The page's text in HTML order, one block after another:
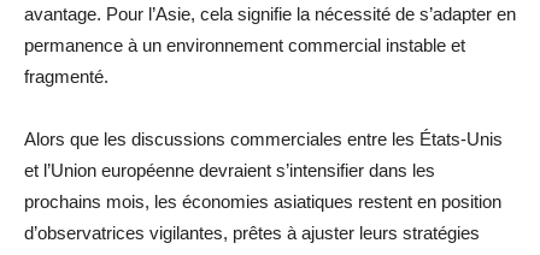
avantage. Pour l’Asie, cela signifie la nécessité de s’adapter en
permanence à un environnement commercial instable et
fragmenté.
Alors que les discussions commerciales entre les États-Unis
et l’Union européenne devraient s’intensifier dans les
prochains mois, les économies asiatiques restent en position
d’observatrices vigilantes, prêtes à ajuster leurs stratégies